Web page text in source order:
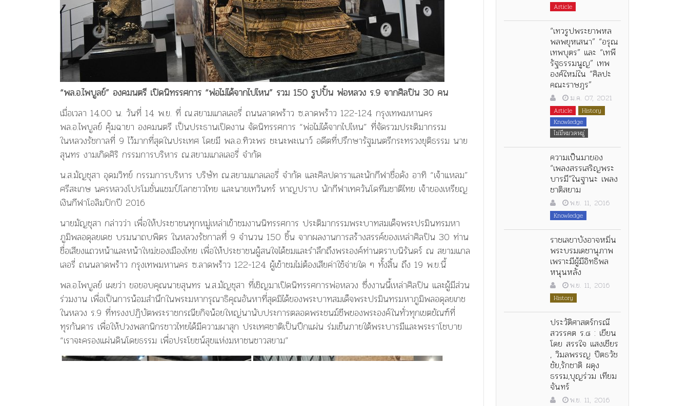
“พล.อ.ไพบูลย์” องคมนตรี เปิดนิทรรศการ “พ่อไม่ได้จากไปไหน” รวม 150 รูปปั้น พ่อหลวง ร.9 จากศิลปิน 30 คน
เมื่อเวลา 14.00 น. วันที่ 14 พ.ย. ที่ ณ.สยามแกลเลอรี่ ถนนลาดพร้าว ซ.ลาดพร้าว 122-124 กรุงเทพมหานคร
พล.อ.ไพบูลย์ คุ้มฉายา องคมนตรี เป็นประธานเปิดงาน จัดนิทรรศการ “พ่อไม่ได้จากไปไหน” ที่จัดรวมประติมากรรม
ในหลวงรัชกาลที่ 9 ไว้มากที่สุดในประเทศ โดยมี พล.อ.ทิวะพร ชะนะพะเนาว์ อดีตที่ปรึกษารัฐมนตรีกระทรวงยุติธรรม นาย
สุนทร งามเกิดศิริ กรรมการบริหาร ณ.สยามแกลเลอรี่ จำกัด
น.ส.มัญชุสา อุดมวิทย์ กรรมการบริหาร บริษัท ณ.สยามแกลเลอรี่ จำกัด และศิลปดาราและนักกีฬาชื่อดัง อาทิ “เจ้าแหลม”
ศรีสะเกษ นครหลวงโปรโมชั่นแชมป์โลกชาวไทย และนายเทวินทร์ หาญปราบ นักกีฬาเทควันโดทีมชาติไทย เจ้าของเหรียญ
เงินกีฬาโอลิมปิกปี 2016
นายมัญชุสา กล่าวว่า เพื่อให้ประชาชนทุกหมู่เหล่าเข้าชมงานนิทรรศการ ประติมากรรมพระบาทสมเด็จพระปรมินทรมหา
ภูมิพลอดุลยเดช บรมนาถบพิตร ในหลวงรัชกาลที่ 9 จำนวน 150 ชิ้น จากผลงานการสร้างสรรค์ของเหล่าศิลปิน 30 ท่าน
ชื่อเสียงแถวหน้าและหน้าใหม่ของเมืองไทย เพื่อให้ประชาชนผู้สนใจได้ชมและรำลึกถึงพระองค์ท่านตราบนิรันดร์ ณ สยามแกล
เลอรี่ ถนนลาดพร้าว กรุงเทพมหานคร ซ.ลาดพร้าว 122-124 ผู้เข้าชมไม่ต้องเสียค่าใช้จ่ายใด ๆ ทั้งสิ้น ถึง 19 พ.ย.นี้
พล.อ.ไพบูลย์ เผยว่า ขอขอบคุณนายสุนทร น.ส.มัญชุสา ที่เชิญมาเปิดนิทรรศการพ่อหลวง ซึ่งงานนี้เหล่าศิลปิน และผู้มีส่วน
ร่วมงาน เพื่อเป็นการน้อมสำนึกในพระมหากรุณาธิคุณอันหาที่สุดมิได้ของพระบาทสมเด็จพระปรมินทรมหาภูมิพลอดุลยเกช
ในหลวง ร.9 ที่ทรงงปฏิบัตพระราชกรณียกิจน้อยใหญ่นานับประการตลอดพระชนม์ชีพของพระองค์ในทั่วทุกเขตขัณฑ์ที่
ทุรกันดาร เพื่อให้ปวงพสกนิกรชาวไทยได้มีความผาสุก ประเทศชาติเป็นปึกแผ่น ร่มเย็นภายใต้พระบารมีและพระราโชบาย
“เราจะครองแผ่นดินโดยธรรม เพื่อประโยชน์สุขแห่งมหาชนชาวสยาม”
Article
“เทวรูปพระยาพหล
พลพยุหเสนา” “อรุณ
เทพบุตร” และ “เทพี
รัฐธรรมนูญ” เทพ
องค์ใหม่ใน “ศิลปะ
คณะราษฎร”
ม.ค. 07, 2021
Article
History
Knowledge
ไม่มีหมวดหมู่
ความเป็นมาของ
“เพลงสรรเสริญพระ
บารมี”ในฐานะ เพลง
ชาติสยาม
พ.ย. 11, 2016
Knowledge
ราชเลขาบังอาจหมิ่น
พระบรมเดชานุภาพ
เพราะมีผู้มีอิทธิพล
หนุนหลัง
พ.ย. 11, 2016
History
ประวัติศาสตร์กรณี
สวรรคต ร.๘ : เขียน
โดย สรรใจ แสงเชียร
, วิมลพรรญ ปีตธวัช
ชัย,รักชาติ ผดุง
ธรรม,บุญร่วม เทียม
จันทร์
พ.ย. 11, 2016